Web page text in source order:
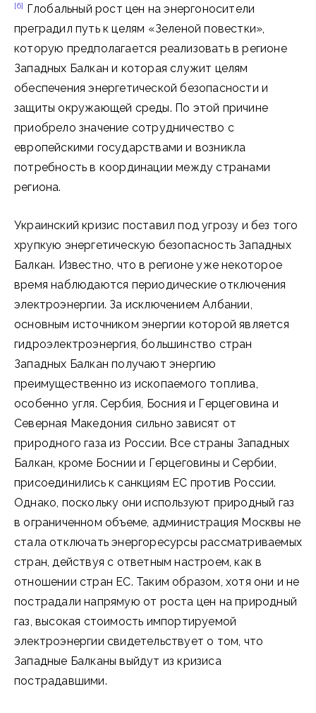
[6] Глобальный рост цен на энергоносители
преградил путь к целям «Зеленой повестки»,
которую предполагается реализовать в регионе
Западных Балкан и которая служит целям
обеспечения энергетической безопасности и
защиты окружающей среды. По этой причине
приобрело значение сотрудничество с
европейскими государствами и возникла
потребность в координации между странами
региона.
Украинский кризис поставил под угрозу и без того
хрупкую энергетическую безопасность Западных
Балкан. Известно, что в регионе уже некоторое
время наблюдаются периодические отключения
электроэнергии. За исключением Албании,
основным источником энергии которой является
гидроэлектроэнергия, большинство стран
Западных Балкан получают энергию
преимущественно из ископаемого топлива,
особенно угля. Сербия, Босния и Герцеговина и
Северная Македония сильно зависят от
природного газа из России. Все страны Западных
Балкан, кроме Боснии и Герцеговины и Сербии,
присоединились к санкциям ЕС против России.
Однако, поскольку они используют природный газ
в ограниченном объеме, администрация Москвы не
стала отключать энергоресурсы рассматриваемых
стран, действуя с ответным настроем, как в
отношении стран ЕС. Таким образом, хотя они и не
пострадали напрямую от роста цен на природный
газ, высокая стоимость импортируемой
электроэнергии свидетельствует о том, что
Западные Балканы выйдут из кризиса
пострадавшими.